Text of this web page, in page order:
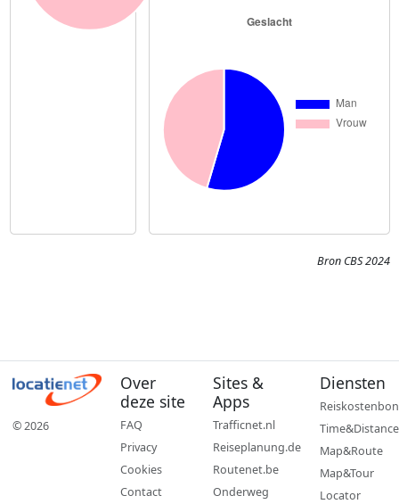
Bron CBS 2024
© 2026
Over
deze site
FAQ
Privacy
Cookies
Contact
Sites &
Apps
Trafficnet.nl
Reiseplanung.de
Routenet.be
Onderweg
Diensten
Reiskostenbon
Time&Distance
Map&Route
Map&Tour
Locator